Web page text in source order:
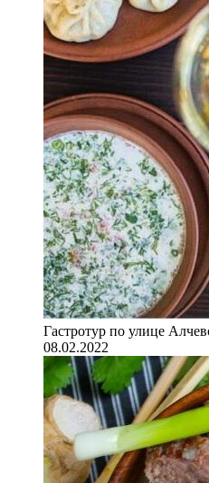
Гастротур по улице
08.02.2022